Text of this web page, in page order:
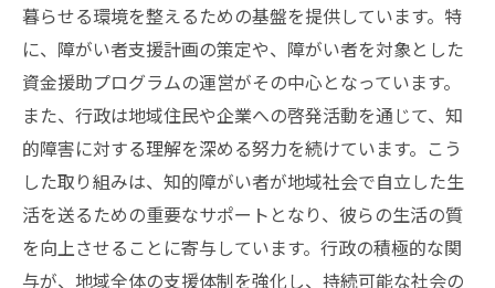
暮らせる環境を整えるための基盤を提供しています。特
に、障がい者支援計画の策定や、障がい者を対象とした
資金援助プログラムの運営がその中心となっています。
また、行政は地域住民や企業への啓発活動を通じて、知
的障害に対する理解を深める努力を続けています。こう
した取り組みは、知的障がい者が地域社会で自立した生
活を送るための重要なサポートとなり、彼らの生活の質
を向上させることに寄与しています。行政の積極的な関
与が、地域全体の支援体制を強化し、持続可能な社会の